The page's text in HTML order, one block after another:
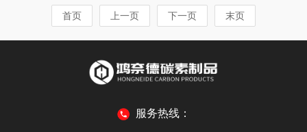
首页 上一页 下一页 末页
服务热线：